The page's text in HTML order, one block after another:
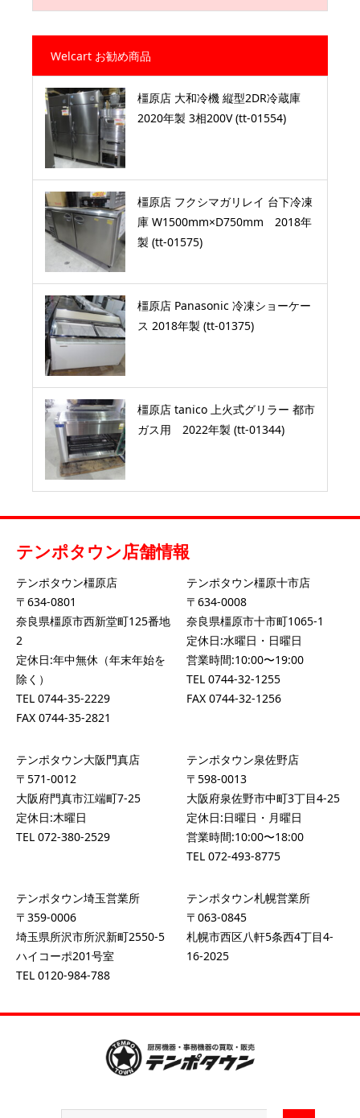
Welcart お勧め商品
橿原店 大和冷機 縦型2DR冷蔵庫
2020年製 3相200V (tt-01554)
橿原店 フクシマガリレイ 台下冷凍
庫 W1500mm×D750mm 2018年
製 (tt-01575)
橿原店 Panasonic 冷凍ショーケー
ス 2018年製 (tt-01375)
橿原店 tanico 上火式グリラー 都市
ガス用 2022年製 (tt-01344)
テンポタウン店舗情報
テンポタウン橿原店
〒634-0801
奈良県橿原市西新堂町125番地
2
定休日:年中無休（年末年始を
除く）
TEL 0744-35-2229
FAX 0744-35-2821
テンポタウン橿原十市店
〒634-0008
奈良県橿原市十市町1065-1
定休日:水曜日・日曜日
営業時間:10:00〜19:00
TEL 0744-32-1255
FAX 0744-32-1256
テンポタウン大阪門真店
〒571-0012
大阪府門真市江端町7-25
定休日:木曜日
TEL 072-380-2529
テンポタウン泉佐野店
〒598-0013
大阪府泉佐野市中町3丁目4-25
定休日:日曜日・月曜日
営業時間:10:00〜18:00
TEL 072-493-8775
テンポタウン埼玉営業所
〒359-0006
埼玉県所沢市所沢新町2550-5
ハイコーポ201号室
TEL 0120-984-788
テンポタウン札幌営業所
〒063-0845
札幌市西区八軒5条西4丁目4-
16-2025